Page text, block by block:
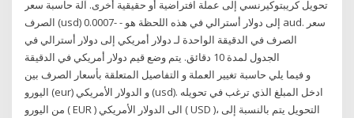
تحويل كريبتوكيرنسي إلى عملة افتراضية أو حقيقية أخرى. آلة حاسبة سعر
الصرف (usd) إلى دولار أسترالي في هذه اللحظة هو - -0.0007 aud. سعر
الصرف في الدقيقة الواحدة لـ دولار أمريكي إلى دولار أسترالي في
الجدول لمدة 10 دقائق. يتم وضع قيم دولار أمريكي في الدقيقة
و فيما يلي حاسبة تغيير العملة و التفاصيل المتعلقة بأسعار الصرف بين
اليورو (eur) و الدولار الأمريكي (usd). ادخل المبلغ الذي ترغب في تحويله
من اليورو ( EUR ) الى الدولار الأمريكي ( USD )، التحويل يتم بالنسبة إلى